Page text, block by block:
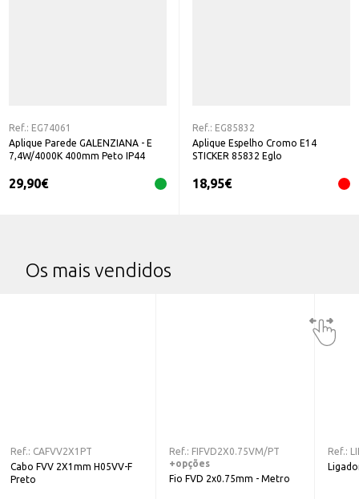
Ref.: EG74061
Aplique Parede GALENZIANA - E
7,4W/4000K 400mm Peto IP44
29,90€
Ref.: EG85832
Aplique Espelho Cromo E14
STICKER 85832 Eglo
18,95€
Os mais vendidos
Ref.: CAFVV2X1PT
Cabo FVV 2X1mm H05VV-F
Preto
Ref.: FIFVD2X0.75VM/PT
+opções
Fio FVD 2x0.75mm - Metro
Ref.: